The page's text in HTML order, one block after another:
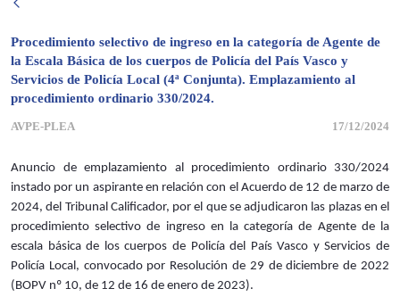
Procedimiento selectivo de ingreso en la categoría de Agente de
la Escala Básica de los cuerpos de Policía del País Vasco y
Servicios de Policía Local (4ª Conjunta). Emplazamiento al
procedimiento ordinario 330/2024.
AVPE-PLEA 17/12/2024
Anuncio de emplazamiento al procedimiento ordinario 330/2024
instado por un aspirante en relación con el Acuerdo de 12 de marzo de
2024, del Tribunal Calificador, por el que se adjudicaron las plazas en el
procedimiento selectivo de ingreso en la categoría de Agente de la
escala básica de los cuerpos de Policía del País Vasco y Servicios de
Policía Local, convocado por Resolución de 29 de diciembre de 2022
(BOPV nº 10, de 12 de 16 de enero de 2023).